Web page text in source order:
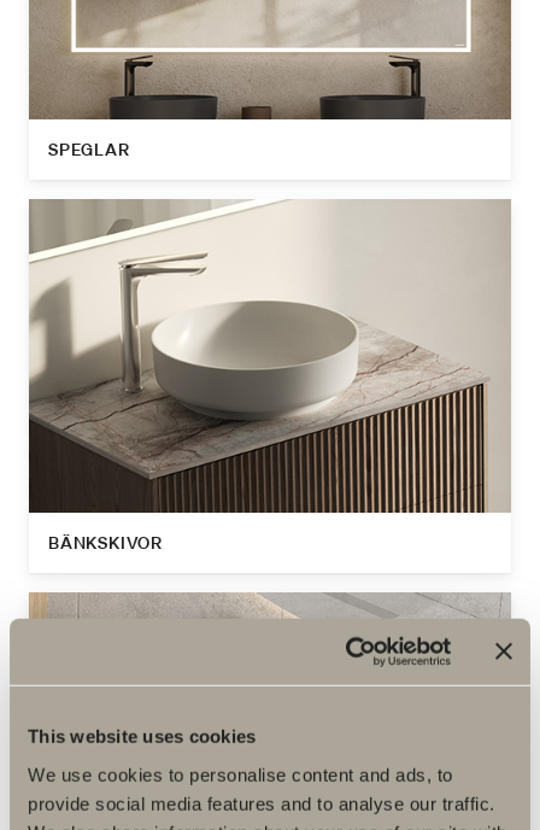
This website uses cookies
We use cookies to personalise content and ads, to
provide social media features and to analyse our traffic.
SPEGLAR
BÄNKSKIVOR